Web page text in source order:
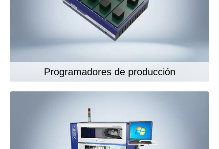
Programadores de producción